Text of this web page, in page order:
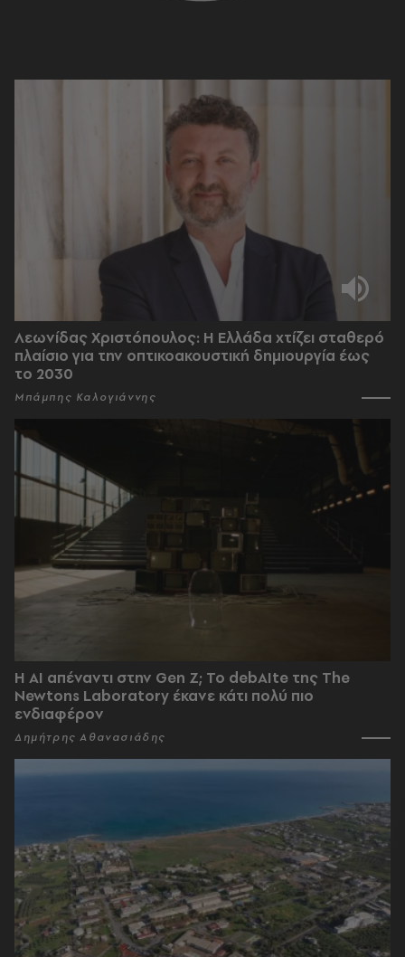
Λεωνίδας Χριστόπουλος: Η Ελλάδα χτίζει σταθερό
πλαίσιο για την οπτικοακουστική δημιουργία έως
το 2030
Μπάμπης Καλογιάννης
Η AI απέναντι στην Gen Z; Το debAIte της The
Newtons Laboratory έκανε κάτι πολύ πιο
ενδιαφέρον
Δημήτρης Αθανασιάδης